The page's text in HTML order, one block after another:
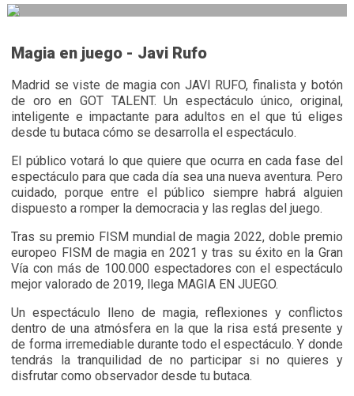
Magia en juego - Javi Rufo
Madrid se viste de magia con JAVI RUFO, finalista y botón
de oro en GOT TALENT. Un espectáculo único, original,
inteligente e impactante para adultos en el que tú eliges
desde tu butaca cómo se desarrolla el espectáculo.
El público votará lo que quiere que ocurra en cada fase del
espectáculo para que cada día sea una nueva aventura. Pero
cuidado, porque entre el público siempre habrá alguien
dispuesto a romper la democracia y las reglas del juego.
Tras su premio FISM mundial de magia 2022, doble premio
europeo FISM de magia en 2021 y tras su éxito en la Gran
Vía con más de 100.000 espectadores con el espectáculo
mejor valorado de 2019, llega MAGIA EN JUEGO.
Un espectáculo lleno de magia, reflexiones y conflictos
dentro de una atmósfera en la que la risa está presente y
de forma irremediable durante todo el espectáculo. Y donde
tendrás la tranquilidad de no participar si no quieres y
disfrutar como observador desde tu butaca.